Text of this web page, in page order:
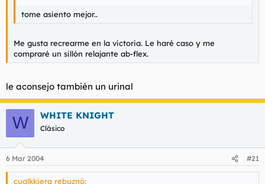
tome asiento mejor..
Me gusta recrearme en la victoria. Le haré caso y me
compraré un sillón relajante ab-flex.
le aconsejo también un urinal
W WHITE KNIGHT
Clásico
6 Mar 2004 #21
cualkkiera rebuznó: